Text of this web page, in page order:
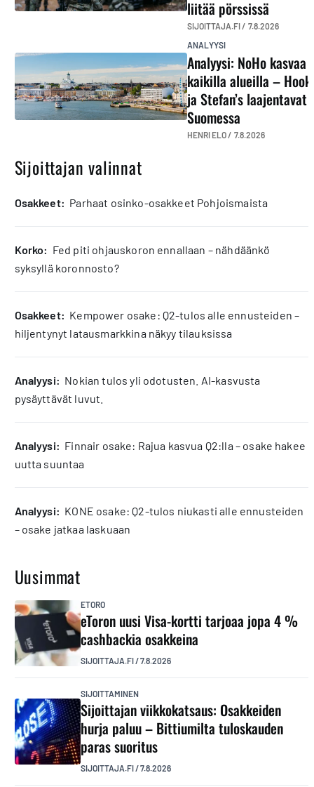
liitää pörssissä
SIJOITTAJA.FI / 7.8.2026
ANALYYSI
Analyysi: NoHo kasvaa
kaikilla alueilla – Hook
ja Stefan’s laajentavat
Suomessa
HENRI ELO / 7.8.2026
Sijoittajan valinnat
osakkeet: Parhaat osinko-osakkeet Pohjoismaista
korko: Fed piti ohjauskoron ennallaan – nähdäänkö
syksyllä koronnosto?
osakkeet: Kempower osake: Q2-tulos alle ennusteiden –
hiljentynyt latausmarkkina näkyy tilauksissa
analyysi: Nokian tulos yli odotusten. AI-kasvusta
pysäyttävät luvut.
analyysi: Finnair osake: Rajua kasvua Q2:lla – osake hakee
uutta suuntaa
analyysi: KONE osake: Q2-tulos niukasti alle ennusteiden
– osake jatkaa laskuaan
Uusimmat
ETORO
eToron uusi Visa-kortti tarjoaa jopa 4 %
cashbackia osakkeina
SIJOITTAJA.FI/7.8.2026
SIJOITTAMINEN
Sijoittajan viikkokatsaus: Osakkeiden
hurja paluu – Bittiumilta tuloskauden
paras suoritus
SIJOITTAJA.FI/7.8.2026